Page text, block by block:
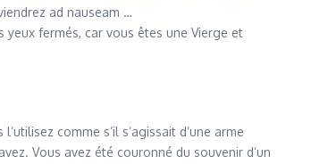
ad nauseam …
fermés, car vous êtes une Vierge et
comme s’il s’agissait d’une arme
Vous avez été couronné du souvenir d’un